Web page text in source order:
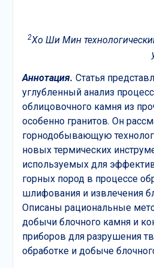
2Хо Ши Мин
Аннотация. Статья
углубленный анализ
облицовочного камня из
особенно гранитов. Он
горнодобывающую
новых термических
используемых для
горных пород в процессе
шлифования и извлечения
Описаны рациональные
добычи блочного камня и
приборов для разрушения
обработке и добыче